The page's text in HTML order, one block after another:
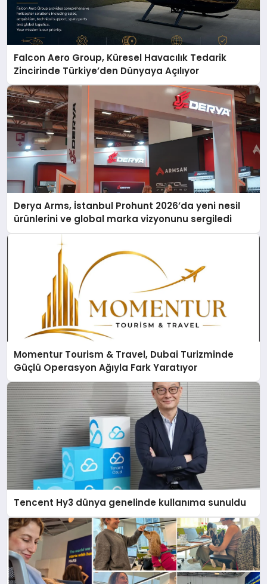
Falcon Aero Group, Küresel Havacılık Tedarik
Zincirinde Türkiye’den Dünyaya Açılıyor
Derya Arms, İstanbul Prohunt 2026’da yeni nesil
ürünlerini ve global marka vizyonunu sergiledi
Momentur Tourism & Travel, Dubai Turizminde
Güçlü Operasyon Ağıyla Fark Yaratıyor
Tencent Hy3 dünya genelinde kullanıma sunuldu